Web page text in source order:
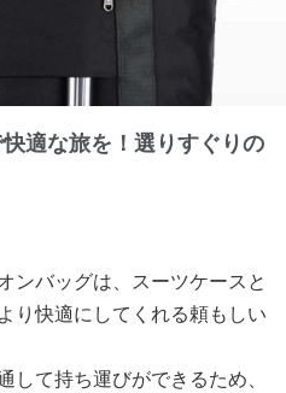
適な旅を！選りすぐりの
ンバッグは、スーツケースと
り快適にしてくれる頼もしい
て持ち運びができるため、